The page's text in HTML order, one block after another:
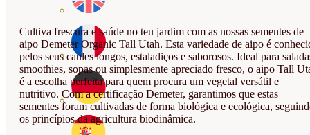
Cultiva frescura e saúde no teu jardim com as nossas sementes de
aipo Demeter Organic Tall Utah. Esta variedade de aipo é
pelos seus caules longos, estaladiços e saborosos. Ideal para
smoothies, sopas ou simplesmente apreciado fresco, o aipo Tall
é a escolha perfeita para quem procura um vegetal versátil e
nutritivo. Com a certificação Demeter, garantimos que estas
sementes foram cultivadas de forma biológica e ecológica,
os princípios da agricultura biodinâmica.